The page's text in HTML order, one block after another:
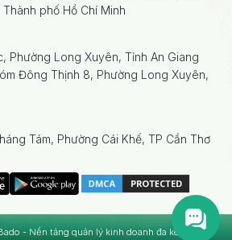
phố Hồ Chí Minh
Phường Long Xuyên, Tỉnh An Giang
Đông Thịnh 8, Phường Long Xuyên,
Tám, Phường Cái Khế, TP Cần Thơ
- Nền tảng quản lý kinh doanh đa kênh